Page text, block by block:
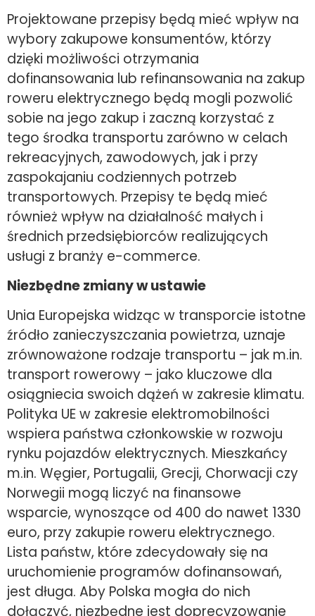
Projektowane przepisy będą mieć wpływ na
wybory zakupowe konsumentów, którzy
dzięki możliwości otrzymania
dofinansowania lub refinansowania na zakup
roweru elektrycznego będą mogli pozwolić
sobie na jego zakup i zaczną korzystać z
tego środka transportu zarówno w celach
rekreacyjnych, zawodowych, jak i przy
zaspokajaniu codziennych potrzeb
transportowych. Przepisy te będą mieć
również wpływ na działalność małych i
średnich przedsiębiorców realizujących
usługi z branży e-commerce.
Niezbędne zmiany w ustawie
Unia Europejska widząc w transporcie istotne
źródło zanieczyszczania powietrza, uznaje
zrównoważone rodzaje transportu – jak m.in.
transport rowerowy – jako kluczowe dla
osiągniecia swoich dążeń w zakresie klimatu.
Polityka UE w zakresie elektromobilności
wspiera państwa członkowskie w rozwoju
rynku pojazdów elektrycznych. Mieszkańcy
m.in. Węgier, Portugalii, Grecji, Chorwacji czy
Norwegii mogą liczyć na finansowe
wsparcie, wynoszące od 400 do nawet 1330
euro, przy zakupie roweru elektrycznego.
Lista państw, które zdecydowały się na
uruchomienie programów dofinansowań,
jest długa. Aby Polska mogła do nich
dołączyć, niezbędne jest doprecyzowanie